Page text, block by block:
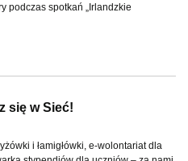
podczas spotkań „Irlandzkie
się w Sieć!
i łamigłówki, e-wolontariat dla